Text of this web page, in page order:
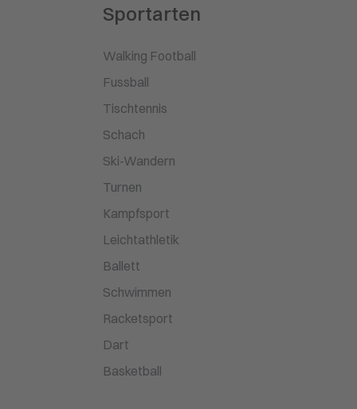
Sportarten
Walking Football
Fussball
Tischtennis
Schach
Ski-Wandern
Turnen
Kampfsport
Leichtathletik
Ballett
Schwimmen
Racketsport
Dart
Basketball